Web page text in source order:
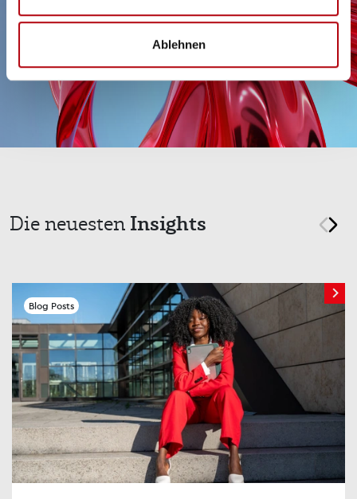
Ablehnen
Die neuesten Insights prev
Blog Posts